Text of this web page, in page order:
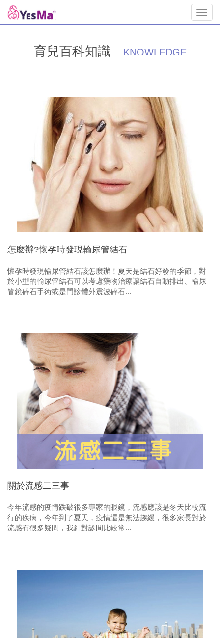
育兒百科知識 KNOWLEDGE
怎麼辦?懷孕時發現輸尿管結石
懷孕時發現輸尿管結石該怎麼辦！夏天是結石好發的季節，對
於小型的輸尿管結石可以考慮藥物治療讓結石自動排出、輸尿
管鏡碎石手術或是門診體外震波碎石...
關於流感二三事
今年流感的疫情跌破很多專家的眼鏡，流感應該是冬天比較流
行的疾病，今年到了夏天，疫情還是無法趨緩，很多家長對於
流感有很多疑問，我針對診間比較常...